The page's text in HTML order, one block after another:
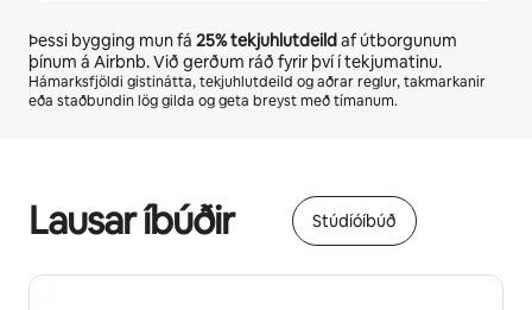
Þessi bygging mun fá 25%tekjuhlutdeildaf útborgunum
þínum á Airbnb. Við gerðum ráð fyrir því í tekjumatinu.
Hámarksfjöldi gistinátta, tekjuhlutdeild og aðrar reglur, takmarkanir
eða staðbundin lög gilda og geta breyst með tímanum.
Lausar íbúðir Stúdíóíbúð